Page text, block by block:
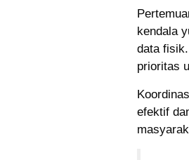
kendala
data
prioritas
efektif